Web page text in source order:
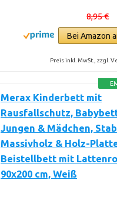
8,95 €
Bei Amazon
Preis inkl. MwSt., zzgl.
Merax Kinderbett mit
Rausfallschutz,
Jungen & Mädchen,
Massivholz & Holz-
Beistellbett mit
90x200 cm, Weiß